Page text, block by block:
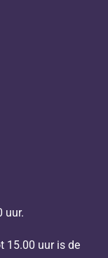
uur.
15.00 uur is de